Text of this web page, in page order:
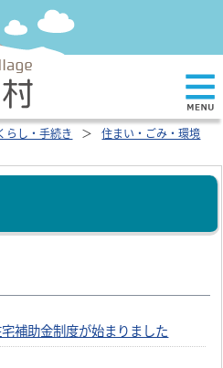
らし・手続き
住まい・ごみ・環境
補助金制度が始まりました